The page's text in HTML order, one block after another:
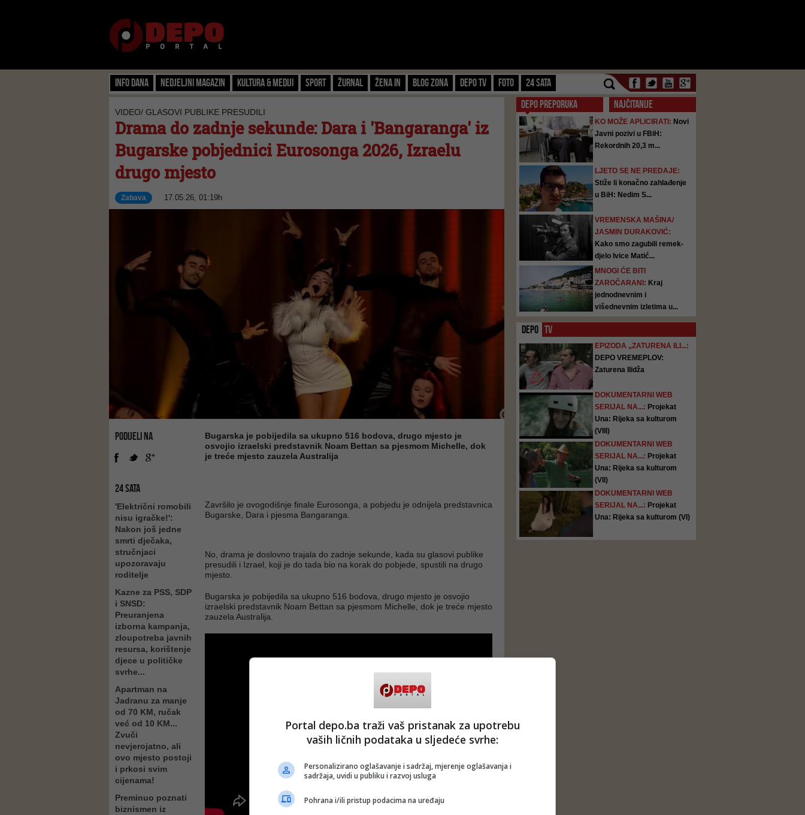
Info dana Nedjeljni magazin Kultura & Mediji Sport Žurnal Žena IN Blog zona Depo TV FOTO 24 SATA
VIDEO/ GLASOVI PUBLIKE PRESUDILI
Drama do zadnje sekunde: Dara i 'Bangaranga' iz
Bugarske pobjednici Eurosonga 2026, Izraelu
drugo mjesto
Zabava 17.05.26, 01:19h
PODIJELI NA
24 SATA
'Električni romobili
nisu igračke!':
Nakon još jedne
smrti dječaka,
stručnjaci
upozoravaju
roditelje
Kazne za PSS, SDP
i SNSD:
Preuranjena
izborna kampanja,
zloupotreba javnih
resursa, korištenje
djece u političke
svrhe...
Apartman na
Jadranu za manje
od 70 KM, ručak
već od 10 KM...
Zvuči
nevjerojatno, ali
ovo mjesto postoji
i prkosi svim
cijenama!
Preminuo poznati
biznismen iz
Bugarska je pobijedila sa ukupno 516 bodova, drugo mjesto je
osvojio izraelski predstavnik Noam Bettan sa pjesmom Michelle, dok
je treće mjesto zauzela Australija
Završilo je ovogodišnje finale Eurosonga, a pobjedu je odnijela predstavnica
Bugarske, Dara i pjesma Bangaranga.
No, drama je doslovno trajala do zadnje sekunde, kada su glasovi publike
presudili i Izrael, koji je do tada bio na korak do pobjede, spustili na drugo
mjesto.
Bugarska je pobijedila sa ukupno 516 bodova, drugo mjesto je osvojio
izraelski predstavnik Noam Bettan sa pjesmom Michelle, dok je treće mjesto
zauzela Australija.
DEPO PREPORUKA NAJČITANIJE
KO MOŽE APLICIRATI: Novi
Javni pozivi u FBiH:
Rekordnih 20,3 m...
LJETO SE NE PREDAJE:
Stiže li konačno zahlađenje
u BiH: Nedim S...
VREMENSKA MAŠINA/
JASMIN DURAKOVIĆ:
Kako smo zagubili remek-
djelo Ivice Matić...
MNOGI ĆE BITI
ZAROČARANI: Kraj
jednodnevnim i
višednevnim izletima u...
DEPO TV
EPIZODA „ZATURENA ILI...:
DEPO VREMEPLOV:
Zaturena Ilidža
DOKUMENTARNI WEB
SERIJAL NA...: Projekat
Una: Rijeka sa kulturom
(VIII)
DOKUMENTARNI WEB
SERIJAL NA...: Projekat
Una: Rijeka sa kulturom
(VII)
DOKUMENTARNI WEB
SERIJAL NA...: Projekat
Una: Rijeka sa kulturom (VI)
Portal depo.ba traži vaš pristanak za upotrebu
vaših ličnih podataka u sljedeće svrhe:
Personalizirano oglašavanje i sadržaj, mjerenje oglašavanja i
sadržaja, uvidi u publiku i razvoj usluga
Pohrana i/ili pristup podacima na uređaju